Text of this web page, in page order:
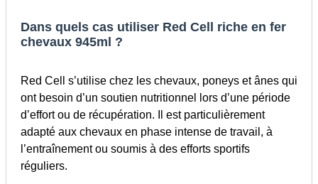
Dans quels cas utiliser Red Cell riche en fer
chevaux 945ml ?
Red Cell s’utilise chez les chevaux, poneys et ânes qui
ont besoin d’un soutien nutritionnel lors d’une période
d’effort ou de récupération. Il est particulièrement
adapté aux chevaux en phase intense de travail, à
l’entraînement ou soumis à des efforts sportifs
réguliers.